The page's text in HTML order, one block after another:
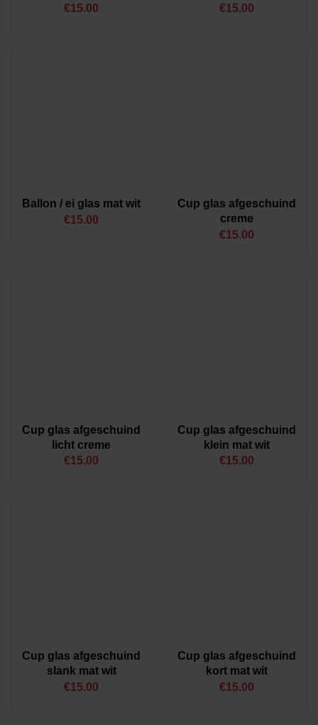
€15.00
€15.00
Ballon / ei glas mat wit
€15.00
Cup glas afgeschuind
creme
€15.00
Cup glas afgeschuind
licht creme
€15.00
Cup glas afgeschuind
klein mat wit
€15.00
Cup glas afgeschuind
slank mat wit
€15.00
Cup glas afgeschuind
kort mat wit
€15.00